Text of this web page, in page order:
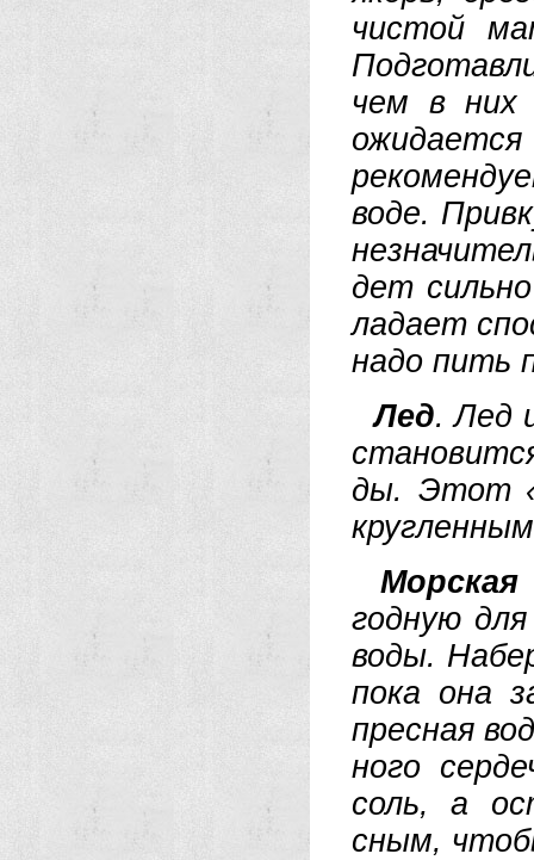
чис­той
чем в них
во­де.
дет
ла­да­ет
на­до пить
Лед. Лед
ды. Этот
Мор­ская
год­ную
во­ды.
по­ка она
пре­сная
но­го
соль, а
сным,